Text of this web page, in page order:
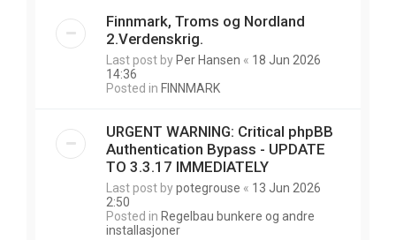
Finnmark, Troms og Nordland
2.Verdenskrig.
Last post by Per Hansen « 18 Jun 2026
14:36
Posted in FINNMARK
URGENT WARNING: Critical phpBB
Authentication Bypass - UPDATE
TO 3.3.17 IMMEDIATELY
Last post bypotegrouse « 13 Jun 2026
2:50
Posted in Regelbau bunkere og andre
installasjoner